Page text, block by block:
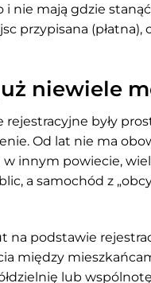
i nie mają gdzie
przypisana
niewiele
rejestracyjne były
Od lat nie ma
innym powiecie,
a samochód z
na podstawie
między
lub